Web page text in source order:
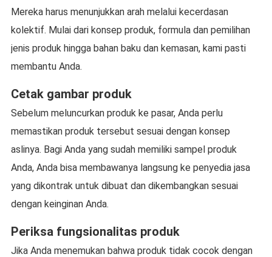
Mereka harus menunjukkan arah melalui kecerdasan
kolektif. Mulai dari konsep produk, formula dan pemilihan
jenis produk hingga bahan baku dan kemasan, kami pasti
membantu Anda.
Cetak gambar produk
Sebelum meluncurkan produk ke pasar, Anda perlu
memastikan produk tersebut sesuai dengan konsep
aslinya. Bagi Anda yang sudah memiliki sampel produk
Anda, Anda bisa membawanya langsung ke penyedia jasa
yang dikontrak untuk dibuat dan dikembangkan sesuai
dengan keinginan Anda.
Periksa fungsionalitas produk
Jika Anda menemukan bahwa produk tidak cocok dengan